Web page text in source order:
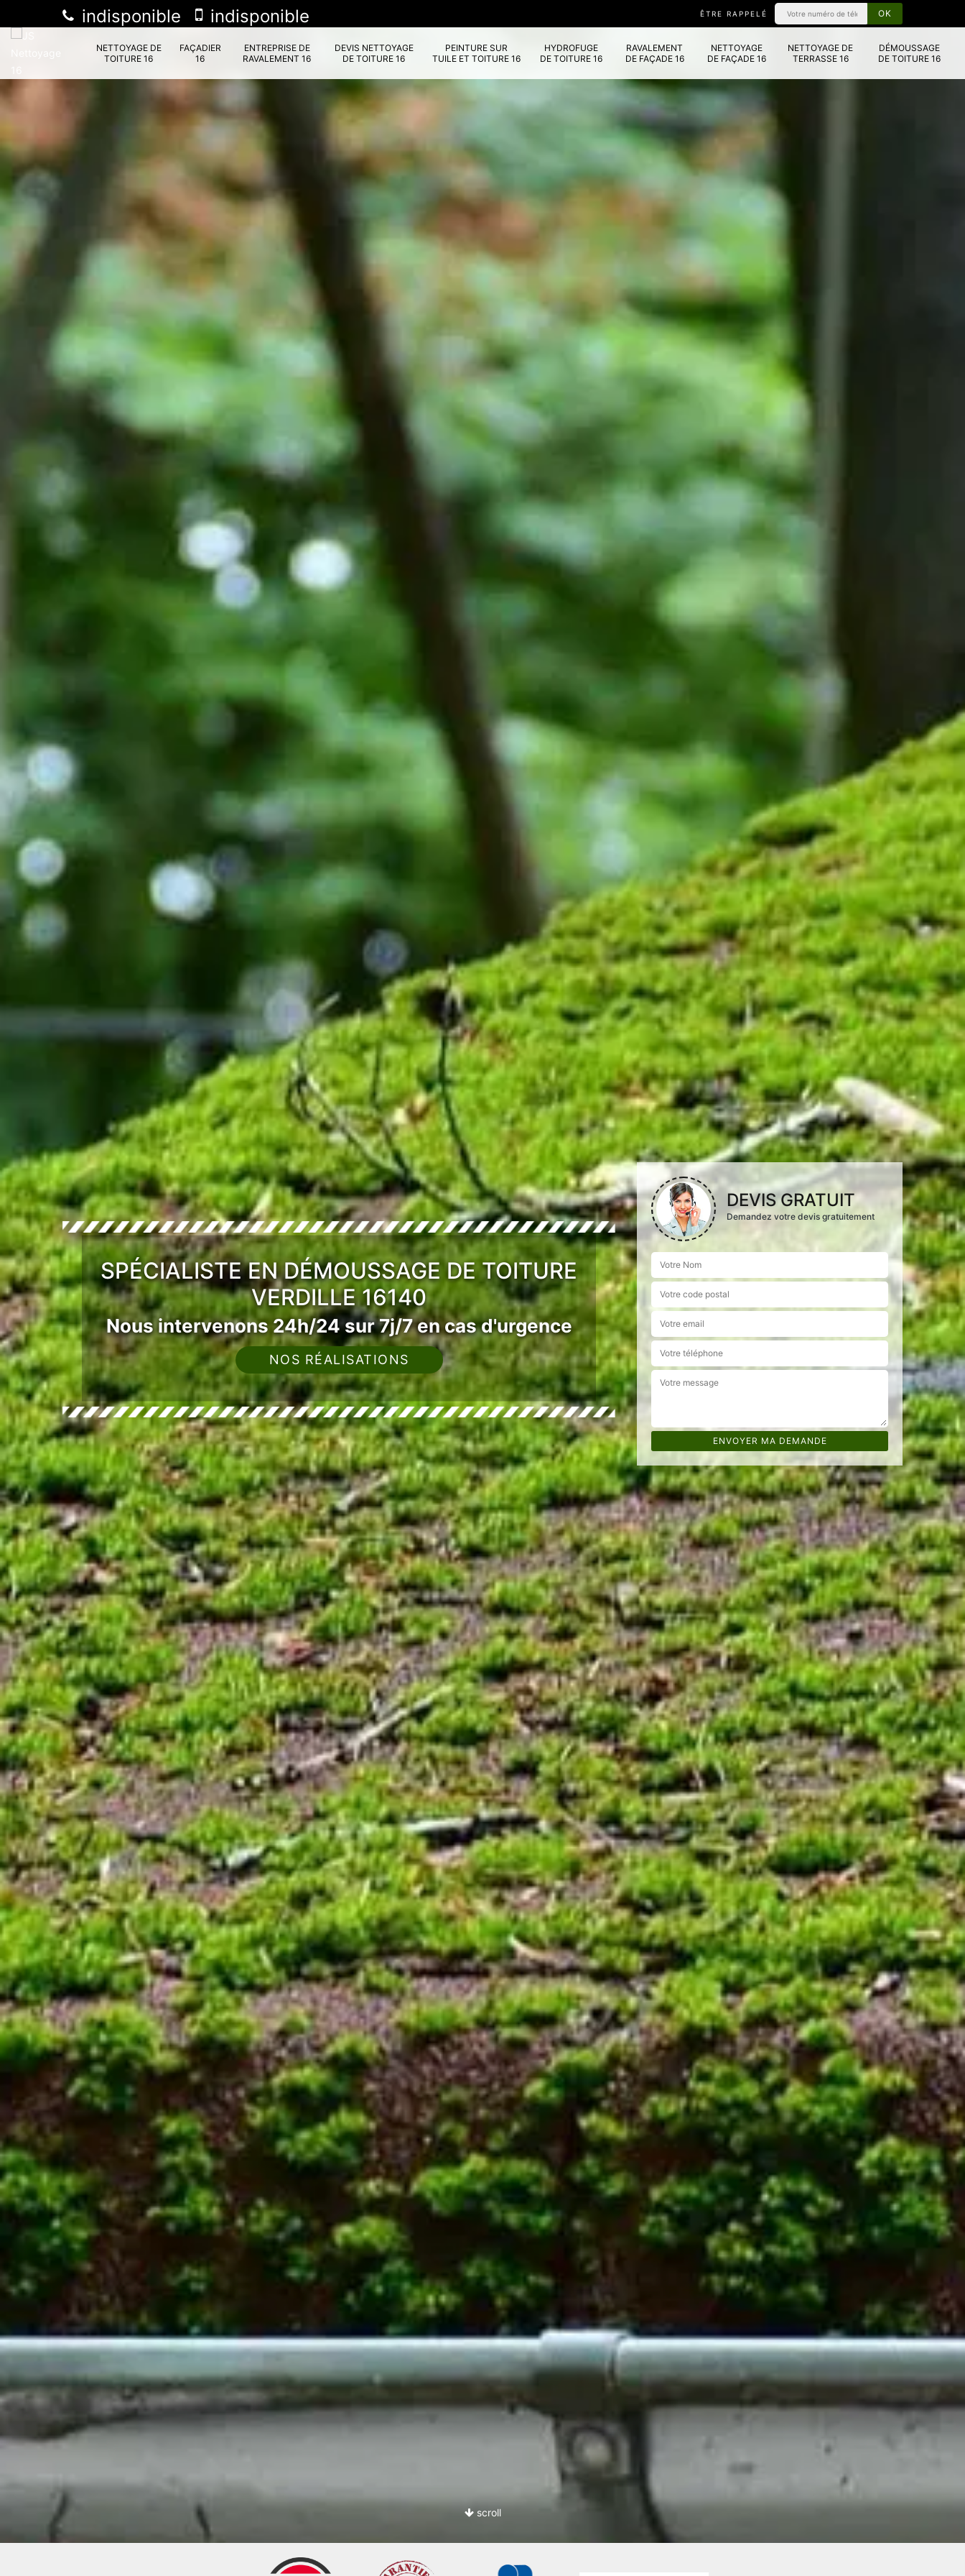
indisponible indisponible ÊTRE RAPPELÉ
NETTOYAGE DE
TOITURE 16
FAÇADIER
16
ENTREPRISE DE
RAVALEMENT 16
DEVIS NETTOYAGE
DE TOITURE 16
PEINTURE SUR
TUILE ET TOITURE 16
HYDROFUGE
DE TOITURE 16
RAVALEMENT
DE FAÇADE 16
NETTOYAGE
DE FAÇADE 16
NETTOYAGE DE
TERRASSE 16
DÉMOUSSAGE
DE TOITURE 16
scroll
SPÉCIALISTE EN DÉMOUSSAGE DE TOITURE
VERDILLE 16140
Nous intervenons 24h/24 sur 7j/7 en cas d'urgence
NOS RÉALISATIONS
DEVIS GRATUIT
Demandez votre devis gratuitement